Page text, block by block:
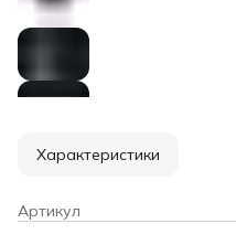
Характеристики
Артикул